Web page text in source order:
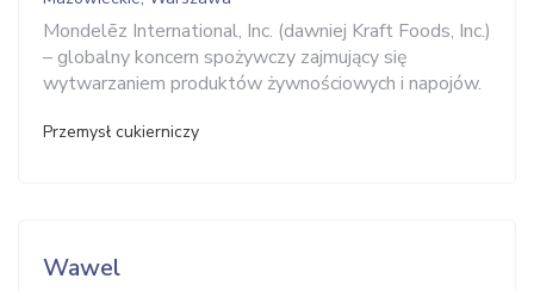
Mondelēz International, Inc. (dawniej Kraft Foods, Inc.)
– globalny koncern spożywczy zajmujący się
wytwarzaniem produktów żywnościowych i napojów.
Przemysł cukierniczy
Wawel